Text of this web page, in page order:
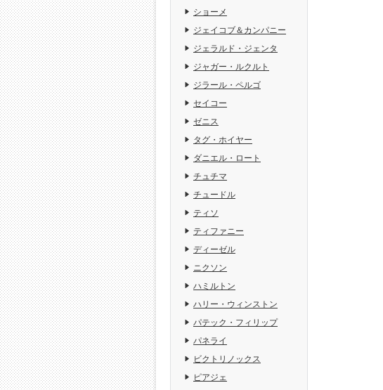
ショーメ
ジェイコブ＆カンパニー
ジェラルド・ジェンタ
ジャガー・ルクルト
ジラール・ペルゴ
セイコー
ゼニス
タグ・ホイヤー
ダニエル・ロート
チュチマ
チュードル
ティソ
ティファニー
ディーゼル
ニクソン
ハミルトン
ハリー・ウィンストン
パテック・フィリップ
パネライ
ビクトリノックス
ピアジェ